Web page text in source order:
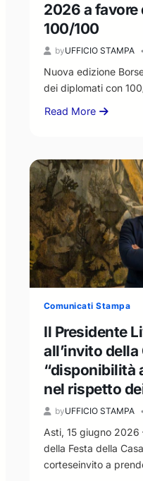
2026 a
100/100
byUFFICIO STAMPA
Nuova edizione
dei diplomati con
Read More
about
Borse
di
studio
2026
a
favore
dei
diplomati
con
Comunicati Stampa
Il Presidente
all’invito della
“disponibilità
nel rispetto
byUFFICIO STAMPA
Asti, 15 giugno
della Festa della
corteseinvito a